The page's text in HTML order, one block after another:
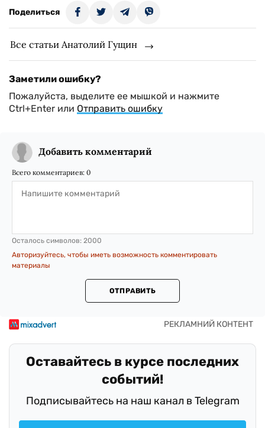
Поделиться
Все статьи Анатолий Гущин
Заметили ошибку?
Пожалуйста, выделите ее мышкой и нажмите
Ctrl+Enter или Отправить ошибку
Добавить комментарий
Всего комментариев: 0
Осталось символов: 2000
Авторизуйтесь, чтобы иметь возможность комментировать
материалы
ОТПРАВИТЬ
Оставайтесь в курсе последних
событий!
Подписывайтесь на наш канал в Telegram